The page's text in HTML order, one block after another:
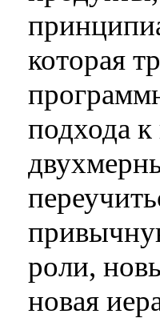
которая
подхода
роли,
новая